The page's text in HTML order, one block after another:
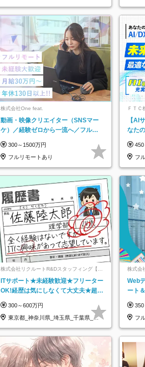
株式会社One feat.
動画・映像クリエイター（SNSマー
ケ）／経験ゼロから一流へ／フルリ
日以上
300～1500万円
フルリモートあり
ＦＴＣ
【AI
なた
450
フ
株式会社リクルートR&Dスタッフィング【リ
クルートグループ】
ITサポート★未経験歓迎★フリーター
OK!経歴は気にしなくて大丈夫★超大
300～600万円
東京都_神奈川県_埼玉県_千葉県_大
阪府…
株式会
Web
ート
350
フ